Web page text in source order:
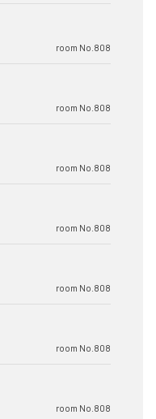
room No.808
room No.808
room No.808
room No.808
room No.808
room No.808
room No.808